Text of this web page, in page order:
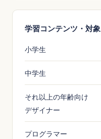
学習コンテンツ・対象
小学生
中学生
それ以上の年齢向け
デザイナー
プログラマー